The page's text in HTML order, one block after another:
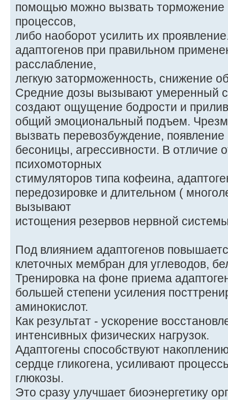
помощью можно вызвать торможение
процессов,
либо наоборот усилить их
адаптогенов при правильном
расслабление,
легкую заторможенность, снижение
Средние дозы вызывают умеренный
создают ощущение бодрости и
общий эмоциональный подъем.
вызвать перевозбуждение,
бесоницы, агрессивности. В отличие
психомоторных
стимуляторов типа кофеина,
передозировке и длительном (
вызывают
истощения резервов нервной
Под влиянием адаптогенов
клеточных мембран для углеводов,
Тренировка на фоне приема
большей степени усиления
аминокислот.
Как результат - ускорение
интенсивных физических нагрузок.
Адаптогены способствуют
сердце гликогена, усиливают
глюкозы.
Это сразу улучшает биоэнергетику